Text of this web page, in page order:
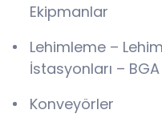
Ekipmanlar
Lehimleme –
İstasyonları –
Konveyörler